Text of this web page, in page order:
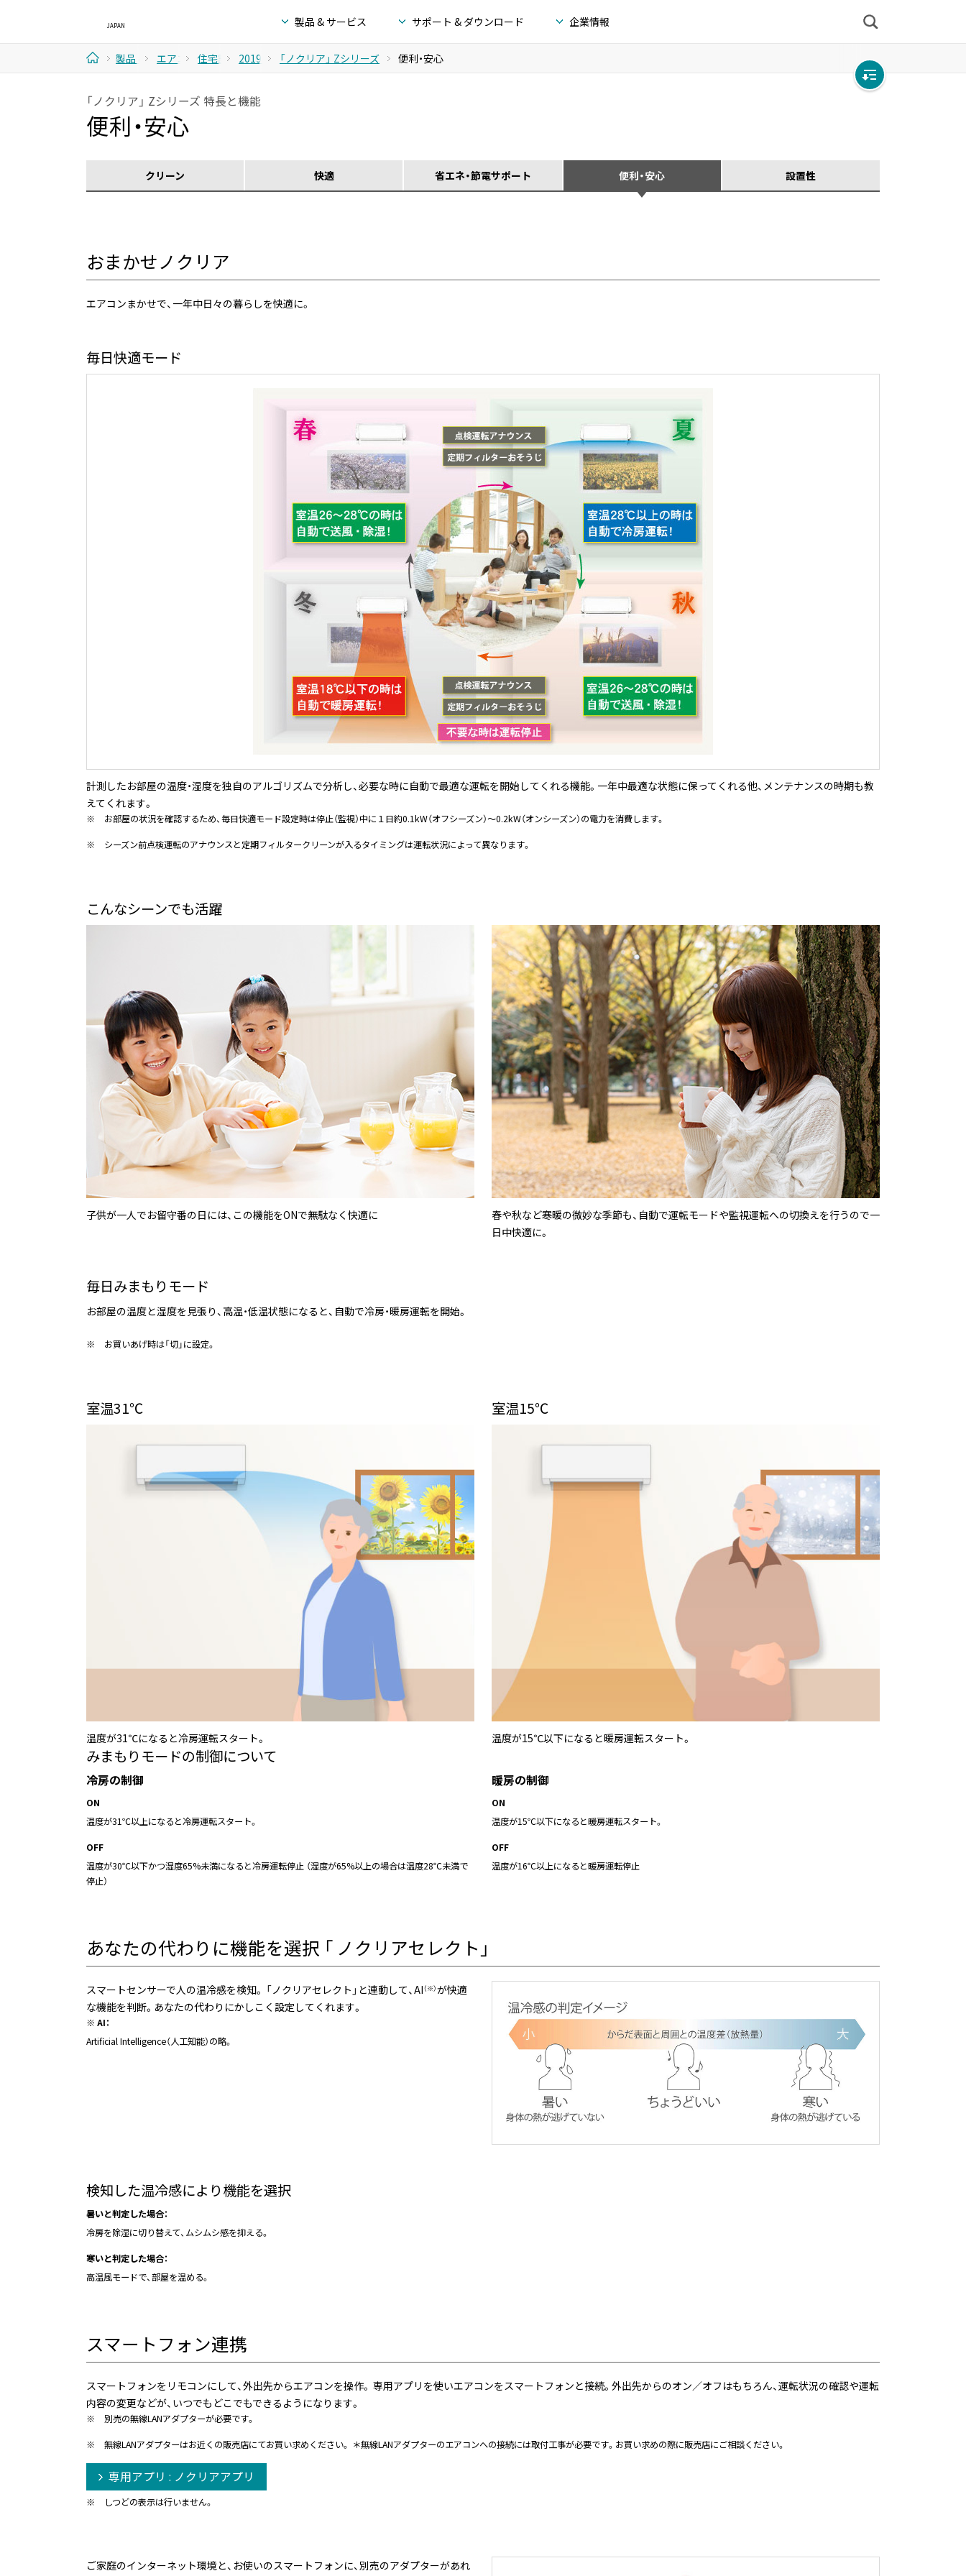
製品 & サービス サポート & ダウンロード
企業情報
ー
製品 &
ス
エアコ
住宅設
2019年
「ノクリア」 Zシリーズ 便利・安心
「ノクリア」 Zシリーズ 特長と機能
便利・安心
クリーン 快適 省エネ・節電サポート 便利・安心 設置性
おまかせノクリア
エアコンまかせで、一年中日々の暮らしを快適に。
毎日快適モード
計測したお部屋の温度・湿度を独自のアルゴリズムで分析し、必要な時に自動で最適な運転を開始してくれる機能。一年中最適な状態に保ってくれる他、メンテナンスの時期も教
えてくれます。
※
お部屋の状況を確認するため、毎日快適モード設定時は停止（監視）中に１日約0.1kW（オフシーズン）～0.2kW（オンシーズン）の電力を消費します。
※
シーズン前点検運転のアナウンスと定期フィルタークリーンが入るタイミングは運転状況によって異なります。
こんなシーンでも活躍
子供が一人でお留守番の日には、この機能をONで無駄なく快適に
春や秋など寒暖の微妙な季節も、自動で運転モードや監視運転への切換えを行うので一
日中快適に。
毎日みまもりモード
お部屋の温度と湿度を見張り、高温・低温状態になると、自動で冷房・暖房運転を開始。
※ お買いあげ時は「切」に設定。
室温31℃
温度が31℃になると冷房運転スタート。
室温15℃
温度が15℃以下になると暖房運転スタート。
みまもりモードの制御について
冷房の制御
ON
温度が31℃以上になると冷房運転スタート。
OFF
温度が30℃以下かつ湿度65%未満になると冷房運転停止 （湿度が65%以上の場合は温度28℃未満で
停止）
暖房の制御
ON
温度が15℃以下になると暖房運転スタート。
OFF
温度が16℃以上になると暖房運転停止
あなたの代わりに機能を選択 「 ノクリアセレクト」
スマートセンサーで人の温冷感を検知。 「ノクリアセレクト」と連動して、AI（※）が快適
な機能を判断。あなたの代わりにかしこく設定してくれます。
※ AI：
Artificial Intelligence（人工知能）の略。
検知した温冷感により機能を選択
暑いと判定した場合：
冷房を除湿に切り替えて、ムシムシ感を抑える。
寒いと判定した場合：
高温風モードで、部屋を温める。
スマートフォン連携
スマートフォンをリモコンにして、外出先からエアコンを操作。 専用アプリを使いエアコンをスマートフォンと接続。外出先からのオン／オフはもちろん、運転状況の確認や運転
内容の変更などが、いつでもどこでもできるようになります。
※
別売の無線LANアダプターが必要です。
※
無線LANアダプターはお近くの販売店にてお買い求めください。 ＊無線LANアダプターのエアコンへの接続には取付工事が必要です。お買い求めの際に販売店にご相談ください。
専用アプリ : ノクリアアプリ
※ しつどの表示は行いません。
ご家庭のインターネット環境と、お使いのスマートフォンに、別売のアダプターがあれ